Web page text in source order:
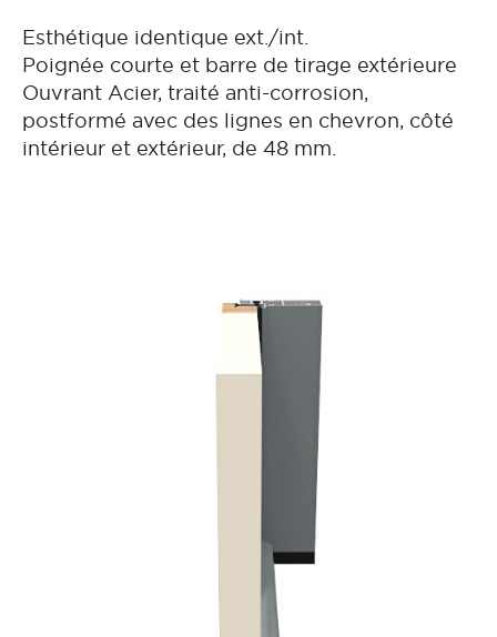
Esthétique identique ext./int.
Poignée courte et barre de tirage extérieure
Ouvrant Acier, traité anti-corrosion,
postformé avec des lignes en chevron, côté
intérieur et extérieur, de 48 mm.